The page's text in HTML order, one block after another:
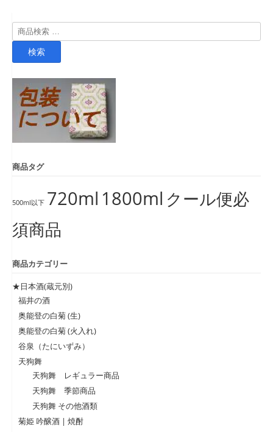
検
索
検索
商品タグ
500ml以下 720ml 1800ml クール便必
須商品
商品カテゴリー
★日本酒(蔵元別)
福井の酒
奥能登の白菊 (生)
奥能登の白菊 (火入れ)
谷泉（たにいずみ）
天狗舞
天狗舞 レギュラー商品
天狗舞 季節商品
天狗舞 その他酒類
菊姫 吟醸酒 | 焼酎